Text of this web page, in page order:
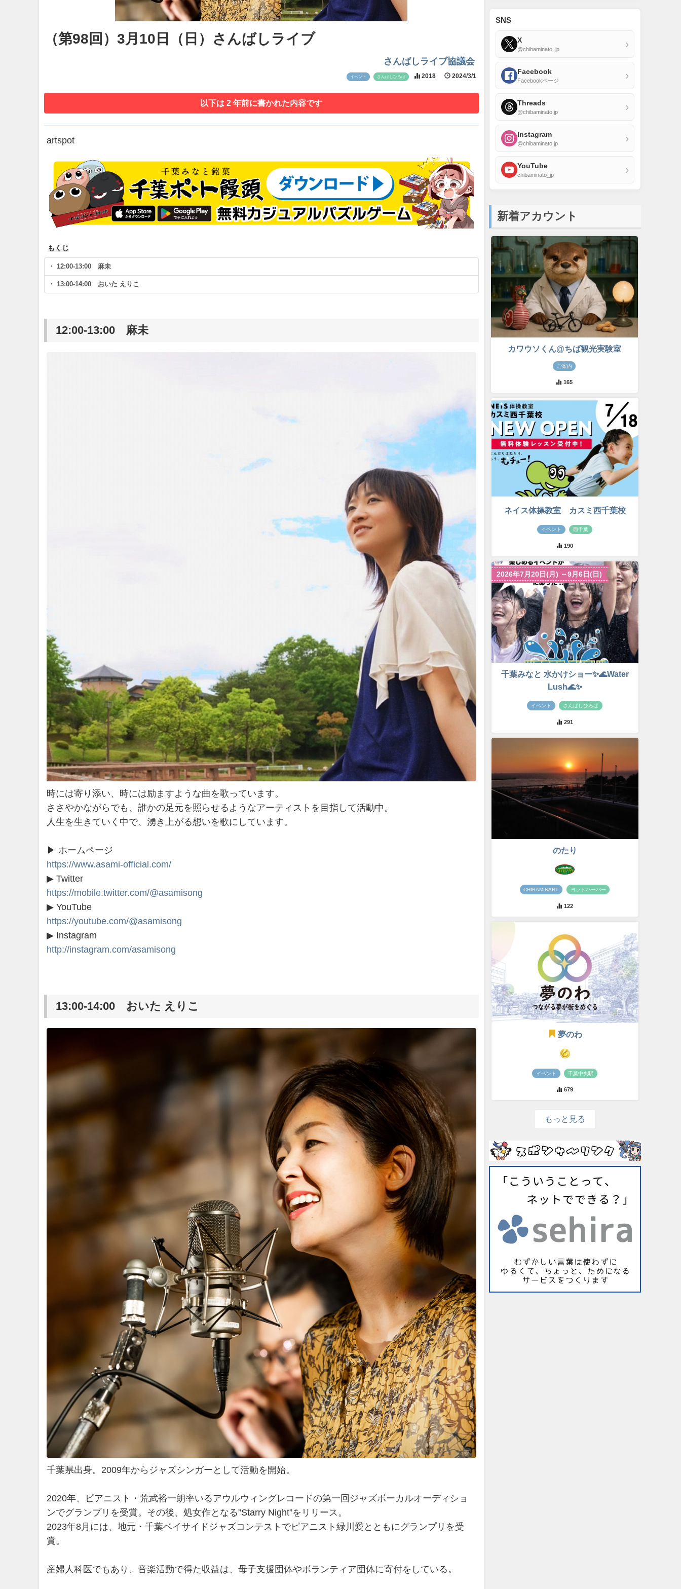
（第98回）3月10日（日）さんばしライブ
さんばしライブ協議会
イベント さんばしひろば 2018 2024/3/1
以下は 2 年前に書かれた内容です
artspot
もくじ
・ 12:00-13:00 麻未
・ 13:00-14:00 おいた えりこ
12:00-13:00 麻未
時には寄り添い、時には励ますような曲を歌っています。
ささやかながらでも、誰かの足元を照らせるようなアーティストを目指して活動中。
人生を生きていく中で、湧き上がる想いを歌にしています。
▶ ホームページ
https://www.asami-official.com/
▶ Twitter
https://mobile.twitter.com/@asamisong
▶ YouTube
https://youtube.com/@asamisong
▶ Instagram
http://instagram.com/asamisong
13:00-14:00 おいた えりこ
千葉県出身。2009年からジャズシンガーとして活動を開始​。
2020年、ピアニスト・荒武裕一朗率いるアウルウィングレコードの第一回ジャズボーカルオーディショ
ンでグランプリを受賞。その後、処女作となる”Starry Night”をリリース。
2023年8月には、地元・千葉ベイサイドジャズコンテストでピアニスト緑川愛とともにグランプリを受
賞。
産婦人科医でもあり、音楽活動で得た収益は、母子支援団体やボランティア団体に寄付をしている。
SNS
X
@chibaminato_jp ›
Facebook
Facebookページ ›
Threads
@chibaminato.jp ›
Instagram
@chibaminato.jp ›
YouTube
chibaminato_jp ›
新着アカウント
カワウソくん@ちば観光実験室
ご案内
165
ネイス体操教室 カスミ西千葉校
イベント 西千葉
190
2026年7月20日(月) ～9月6日(日)
千葉みなと 水かけショー✨🌊Water
Lush🌊✨
イベント さんばしひろば
291
のたり
CHIBAMINART ヨットハーバー
122
夢のわ
イベント 千葉中央駅
679
もっと見る